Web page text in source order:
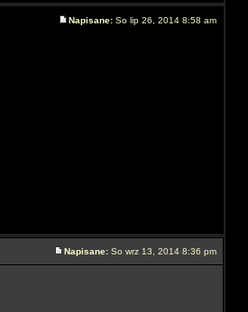
Napisane: So lip 26, 2014 8:58 am
Napisane: So wrz 13, 2014 8:36 pm